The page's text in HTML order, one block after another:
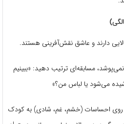
دارند و عاشق نقش‌آفرینی هستند.
مسابقه‌ای ترتیب دهید: «ببینیم
می‌شود یا لباس من؟»
روی احساسات (خشم، غم، شادی) به کودک